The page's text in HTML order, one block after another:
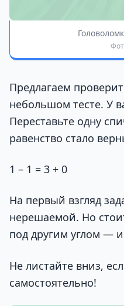
Предлагаем
небольшом тесте. У
Переставьте одну
равенство стало
1 – 1 = 3 + 0
На первый взгляд
нерешаемой. Но
под другим углом — и
Не листайте вниз,
самостоятельно!